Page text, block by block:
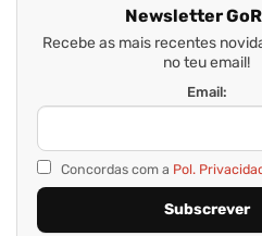
Newsletter
Recebe as mais recentes
no teu email!
Email:
Concordas com a Pol.